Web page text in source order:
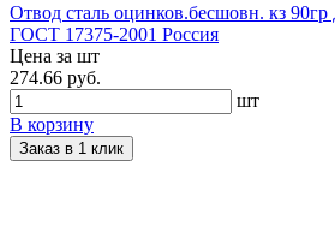
Отвод сталь оцинков.бесшовн. кз
ГОСТ 17375-2001 Россия
Цена за шт
274.66 руб.
шт
В корзину
Заказ в 1 клик